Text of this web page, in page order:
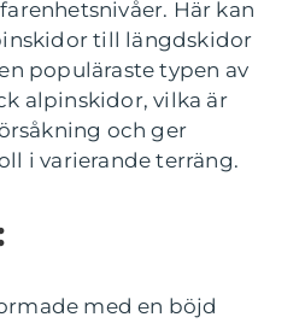
Här kan
till längdskidor
populäraste typen av
alpinskidor, vilka är
och ger
i varierande terräng.
med en böjd